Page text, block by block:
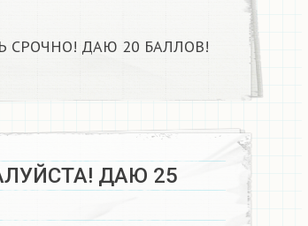
СРОЧНО! ДАЮ 20 БАЛЛОВ!​
ДАЮ 25